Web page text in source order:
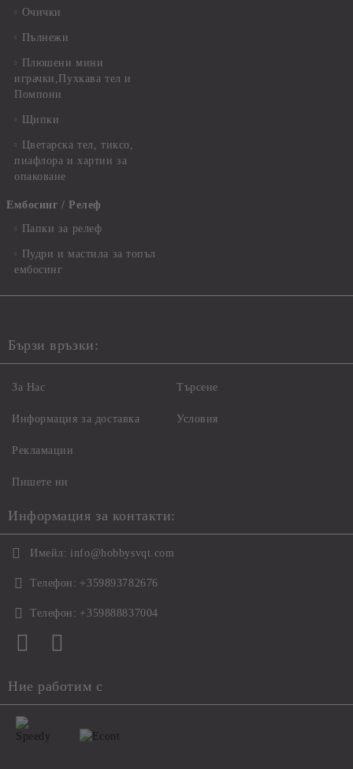
Очички
Пълнежи
Плюшени мини
играчки,Пухкава тел и
Помпони
Щипки
Цветарска тел, тиксо,
пиафлора и хартии за
опаковане
Ембосинг / Релеф
Папки за релеф
Пудри и мастила за топъл
ембосинг
Бързи връзки:
За Нас
Информация за доставка
Рекламации
Пишете ни
Търсене
Условия
Информация за контакти:
Имейл: info@hobbysvqt.com
Телефон: +359893782676
Телефон: +359888837004
Ние работим с